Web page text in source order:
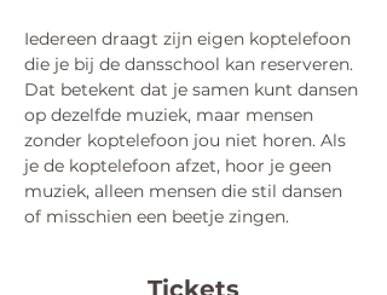
Iedereen draagt zijn eigen koptelefoon
die je bij de dansschool kan reserveren.
Dat betekent dat je samen kunt dansen
op dezelfde muziek, maar mensen
zonder koptelefoon jou niet horen. Als
je de koptelefoon afzet, hoor je geen
muziek, alleen mensen die stil dansen
of misschien een beetje zingen.
Tickets